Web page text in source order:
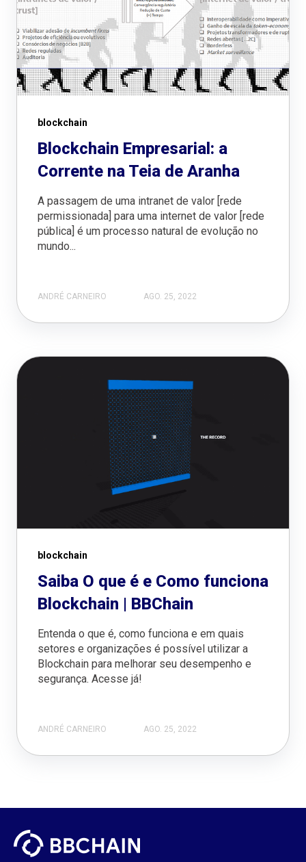
blockchain
Blockchain Empresarial: a
Corrente na Teia de Aranha
A passagem de uma intranet de valor [rede
permissionada] para uma internet de valor [rede
pública] é um processo natural de evolução no
mundo...
ANDRÉ CARNEIRO AGO. 25, 2022
blockchain
Saiba O que é e Como funciona
Blockchain | BBChain
Entenda o que é, como funciona e em quais
setores e organizações é possível utilizar a
Blockchain para melhorar seu desempenho e
segurança. Acesse já!
ANDRÉ CARNEIRO AGO. 25, 2022